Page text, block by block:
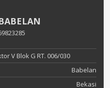
V Blok G RT. 006/030
Babelan
Bekasi